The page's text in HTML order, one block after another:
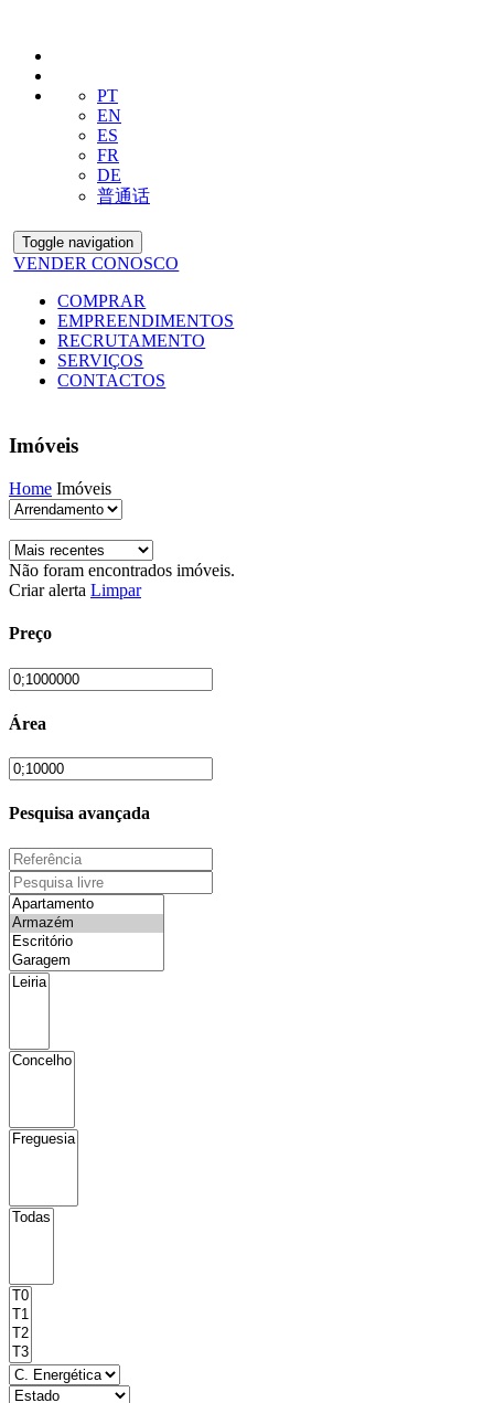
PT
EN
ES
FR
DE
普通话
Toggle navigation
VENDER CONOSCO
COMPRAR
EMPREENDIMENTOS
RECRUTAMENTO
SERVIÇOS
CONTACTOS
Imóveis
Home Imóveis
Não foram encontrados imóveis.
Criar alerta Limpar
Preço
Área
Pesquisa avançada